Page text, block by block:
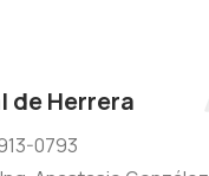
de Herrera
0793